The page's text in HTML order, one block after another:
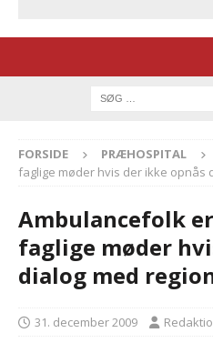
FORSIDE PRÆHOSPITAL
faglige møder hvis der ikke opnås
Ambulancefolk
faglige møder
dialog med
31. december 2009